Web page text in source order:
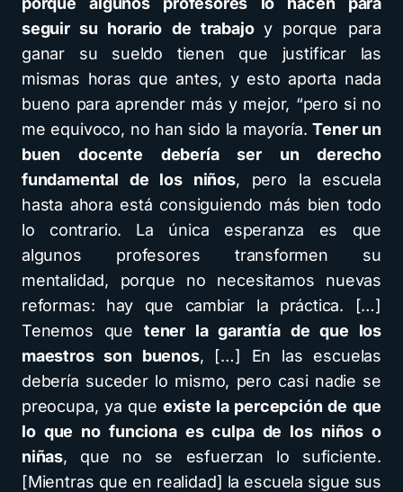
seguir su horario de trabajoy porque para
ganar su sueldo tienen que justificar las
mismas horas que antes, y esto aporta nada
bueno para aprender más y mejor, “pero si no
me equivoco, no han sido la mayoría.Tener un
buen docente debería ser un derecho
fundamental de los niños, pero la escuela
hasta ahora está consiguiendo más bien todo
lo contrario. La única esperanza es que
algunos profesores transformen su
mentalidad, porque no necesitamos nuevas
reformas: hay que cambiar la práctica. […]
Tenemos que tener la garantía de que los
maestros son buenos, […] En las escuelas
debería suceder lo mismo, pero casi nadie se
preocupa, ya queexiste la percepción de que
lo que no funciona es culpa de los niños o
niñas, que no se esfuerzan lo suficiente.
[Mientras que en realidad] la escuela sigue sus